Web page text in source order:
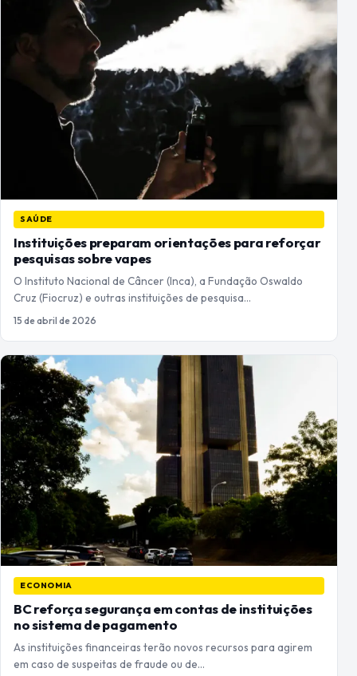
SAÚDE
Instituições preparam orientações para reforçar
pesquisas sobre vapes
O Instituto Nacional de Câncer (Inca), a Fundação Oswaldo
Cruz (Fiocruz) e outras instituições de pesquisa…
15 de abril de 2026
ECONOMIA
BC reforça segurança em contas de instituições
no sistema de pagamento
As instituições financeiras terão novos recursos para agirem
em caso de suspeitas de fraude ou de…